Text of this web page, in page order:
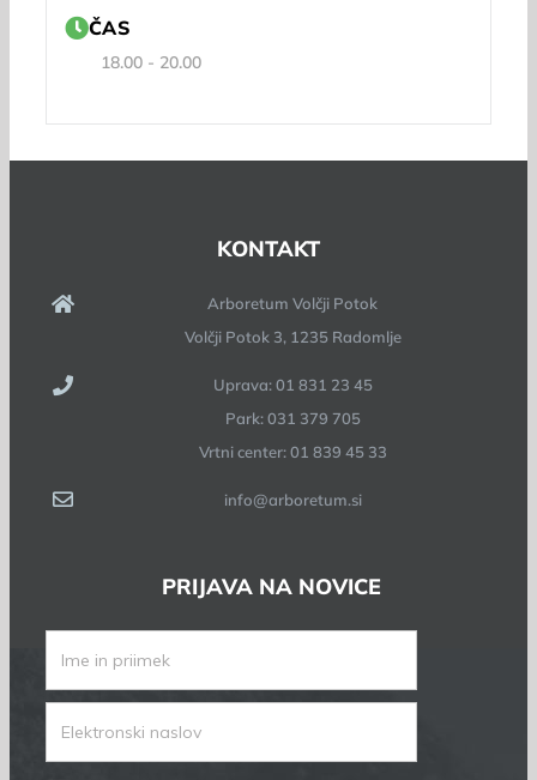
ČAS
18.00 - 20.00
KONTAKT
Arboretum Volčji Potok
Volčji Potok 3, 1235 Radomlje
Uprava: 01 831 23 45
Park: 031 379 705
Vrtni center: 01 839 45 33
info@arboretum.si
PRIJAVA NA NOVICE